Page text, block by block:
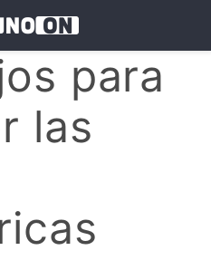
para
las